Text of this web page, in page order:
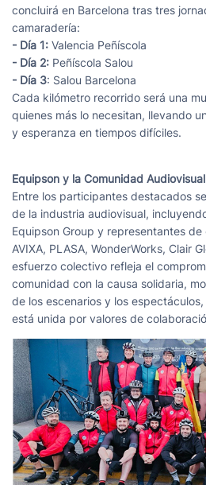
concluirá en Barcelona tras tres
camaradería:
- Día 1: Valencia Peñíscola
- Día 2: Peñíscola Salou
- Día 3: Salou Barcelona
Cada kilómetro recorrido será una
quienes más lo necesitan, llevando
y esperanza en tiempos difíciles.
Equipson y la Comunidad
Entre los participantes destacados
de la industria audiovisual,
Equipson Group y representantes
AVIXA, PLASA, WonderWorks, Clair
esfuerzo colectivo refleja el
comunidad con la causa solidaria,
de los escenarios y los
está unida por valores de